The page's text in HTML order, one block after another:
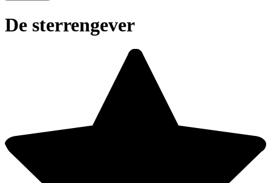
De sterrengever